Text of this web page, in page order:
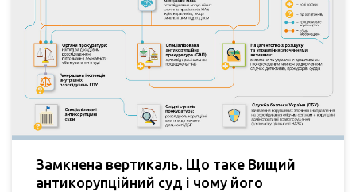
Замкнена вертикаль. Що таке Вищий
антикорупційний суд і чому його